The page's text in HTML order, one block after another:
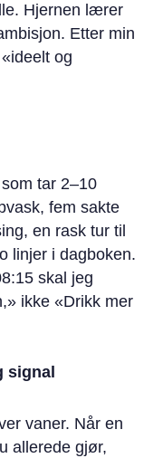
Hjernen lærer
Etter min
og
tar 2–10
fem sakte
en rask tur til
linjer i dagboken.
skal jeg
ikke «Drikk mer
signal
vaner. Når en
allerede gjør,